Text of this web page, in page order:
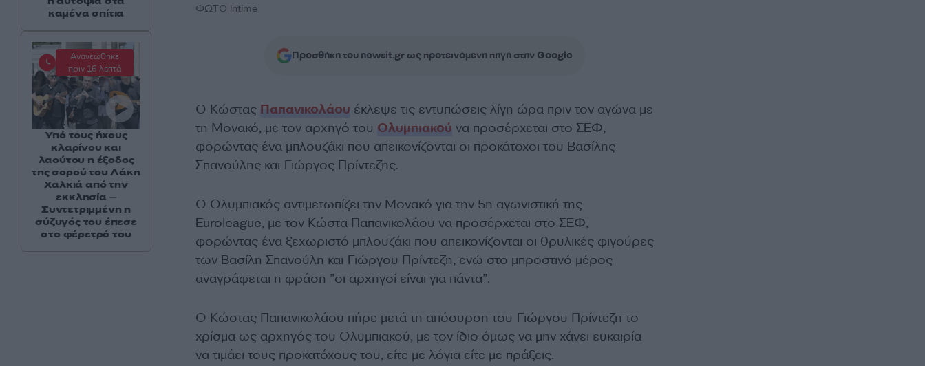
ΦΩΤΟ Intime
Προσθήκη του newsit.gr ως προτεινόμενη πηγή στην Google
Ο Κώστας Παπανικολάου έκλεψε τις εντυπώσεις λίγη ώρα πριν τον αγώνα με
τη Μονακό, με τον αρχηγό του Ολυμπιακού να προσέρχεται στο ΣΕΦ,
φορώντας ένα μπλουζάκι που απεικονίζονται οι προκάτοχοι του Βασίλης
Σπανούλης και Γιώργος Πρίντεζης.
Ο Ολυμπιακός αντιμετωπίζει την Μονακό για την 5η αγωνιστική της
Euroleague, με τον Κώστα Παπανικολάου να προσέρχεται στο ΣΕΦ,
φορώντας ένα ξεχωριστό μπλουζάκι που απεικονίζονται οι θρυλικές φιγούρες
των Βασίλη Σπανούλη και Γιώργου Πρίντεζη, ενώ στο μπροστινό μέρος
αναγράφεται η φράση ”οι αρχηγοί είναι για πάντα”.
Ο Κώστας Παπανικολάου πήρε μετά τη απόσυρση του Γιώργου Πρίντεζη το
χρίσμα ως αρχηγός του Ολυμπιακού, με τον ίδιο όμως να μην χάνει ευκαιρία
να τιμάει τους προκατόχους του, είτε με λόγια είτε με πράξεις.
καμένα σπίτια
Ανανεώθηκε
πριν 16 λεπτά
Υπό τους ήχους
κλαρίνου και
λαούτου η έξοδος
της σορού του Λάκη
Χαλκιά από την
εκκλησία –
Συντετριμμένη η
σύζυγός του έπεσε
στο φέρετρό του